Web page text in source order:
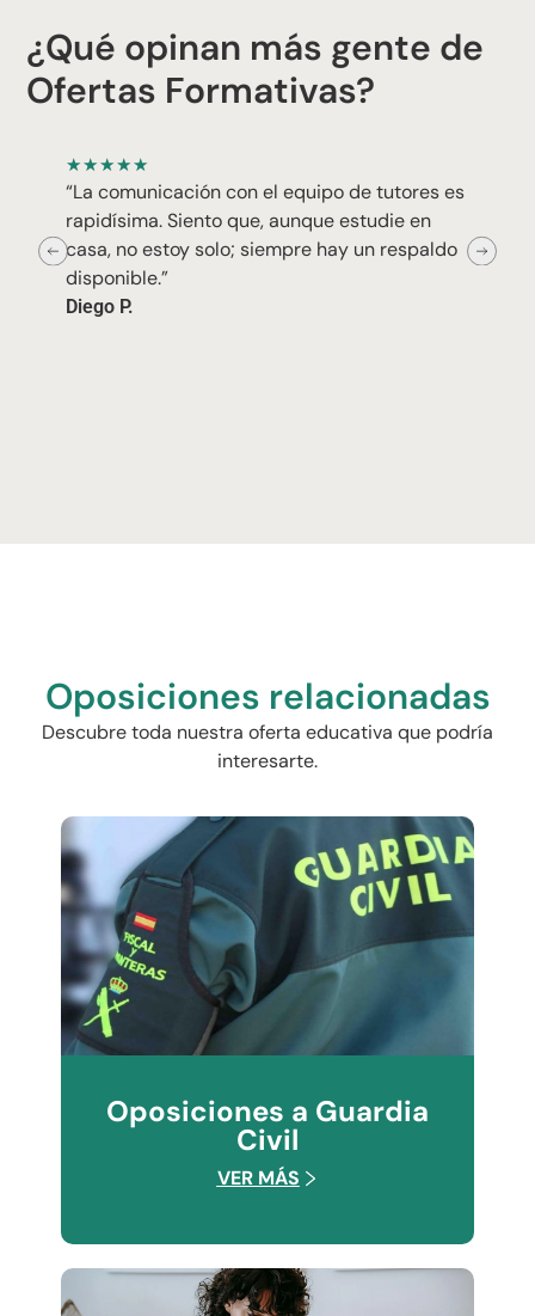
¿Qué opinan más gente de
Ofertas Formativas?
★★★★★
“La comunicación con el equipo de tutores es
rapidísima. Siento que, aunque estudie en
casa, no estoy solo; siempre hay un respaldo
disponible.”
Diego P.
Oposiciones relacionadas
Descubre toda nuestra oferta educativa que podría
interesarte.
Oposiciones a Guardia
Civil
VER MÁS